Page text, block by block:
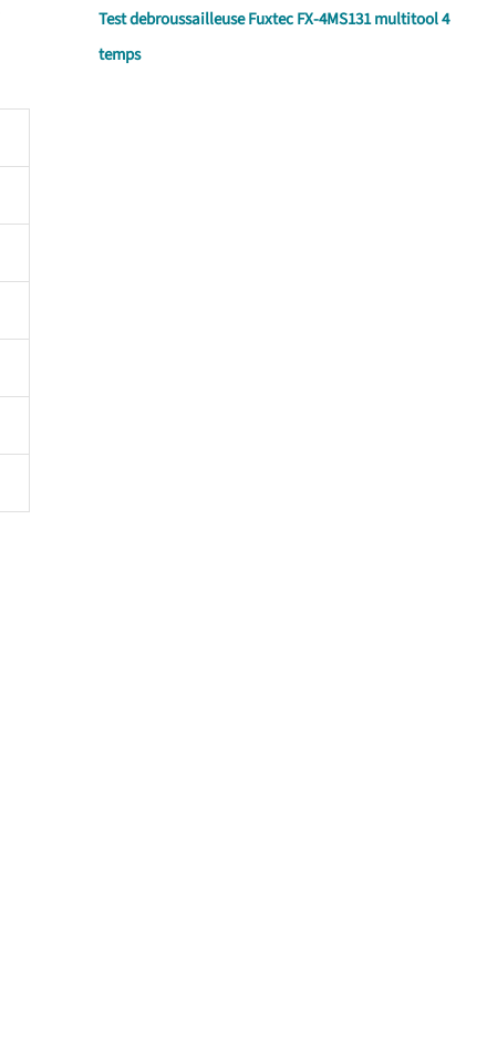
Test debroussailleuse Fuxtec FX-4MS131 multitool 4
temps